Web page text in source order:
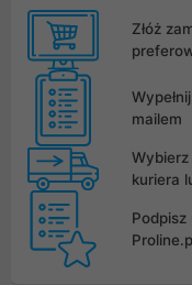
Złóż
mailem
kuriera